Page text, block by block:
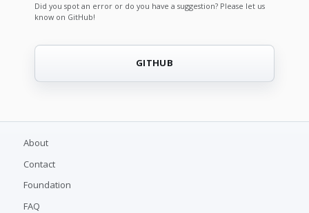
Did you spot an error or do you have a suggestion? Please let us
know on GitHub!
GITHUB
About
Contact
Foundation
FAQ